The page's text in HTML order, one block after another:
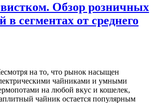
Обзор розничных
в сегментах от среднего
есмотря на то, что рынок насыщен
чайниками и умными
на любой вкус и кошелек,
чайник остается популярным